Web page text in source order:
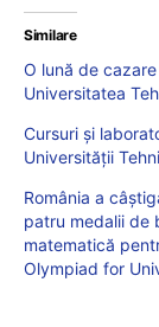
Similare
O lună de
Universitatea
Cursuri şi
Universităţii
România a
patru medalii de
matematică
Olympiad for